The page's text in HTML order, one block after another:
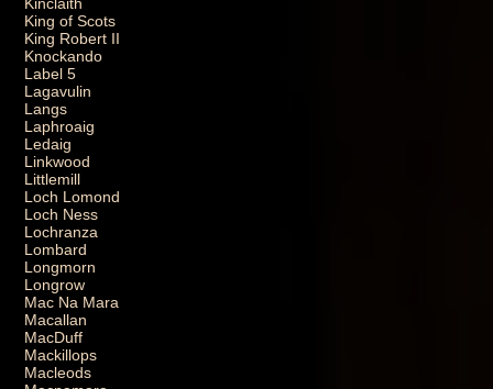
King of Scots
King Robert II
Knockando
Label 5
Lagavulin
Langs
Laphroaig
Ledaig
Linkwood
Littlemill
Loch Lomond
Loch Ness
Lochranza
Lombard
Longmorn
Longrow
Mac Na Mara
Macallan
MacDuff
Mackillops
Macleods